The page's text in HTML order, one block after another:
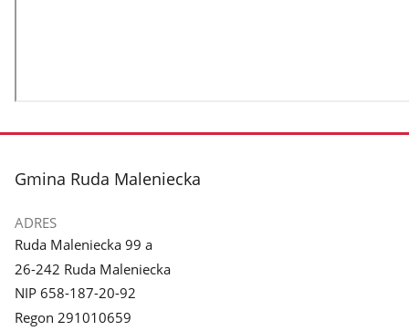
stopka
Gmina Ruda Maleniecka
ADRES
Ruda Maleniecka 99 a
26-242 Ruda Maleniecka
NIP 658-187-20-92
Regon 291010659